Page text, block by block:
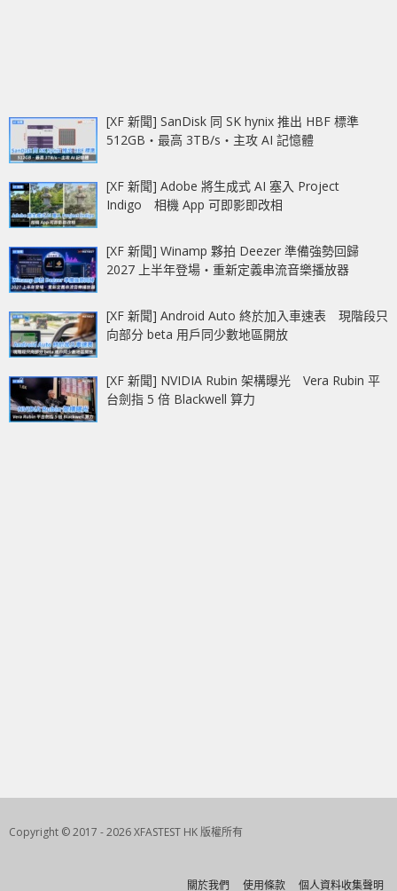
[XF 新聞] SanDisk 同 SK hynix 推出 HBF 標準
512GB‧最高 3TB/s‧主攻 AI 記憶體
[XF 新聞] Adobe 將生成式 AI 塞入 Project
Indigo 相機 App 可即影即改相
[XF 新聞] Winamp 夥拍 Deezer 準備強勢回歸
2027 上半年登場‧重新定義串流音樂播放器
[XF 新聞] Android Auto 終於加入車速表 現階段只
向部分 beta 用戶同少數地區開放
[XF 新聞] NVIDIA Rubin 架構曝光 Vera Rubin 平
台劍指 5 倍 Blackwell 算力
Copyright © 2017 - 2026 XFASTEST HK 版權所有
關於我們 使用條款 個人資料收集聲明